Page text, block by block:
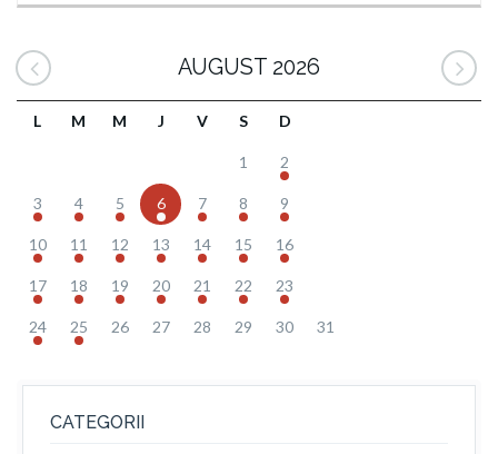
AUGUST 2026
L M M J V S D
1 2
3 4 5 6 7 8 9
10 11 12 13 14 15 16
17 18 19 20 21 22 23
24 25 26 27 28 29 30 31
CATEGORII